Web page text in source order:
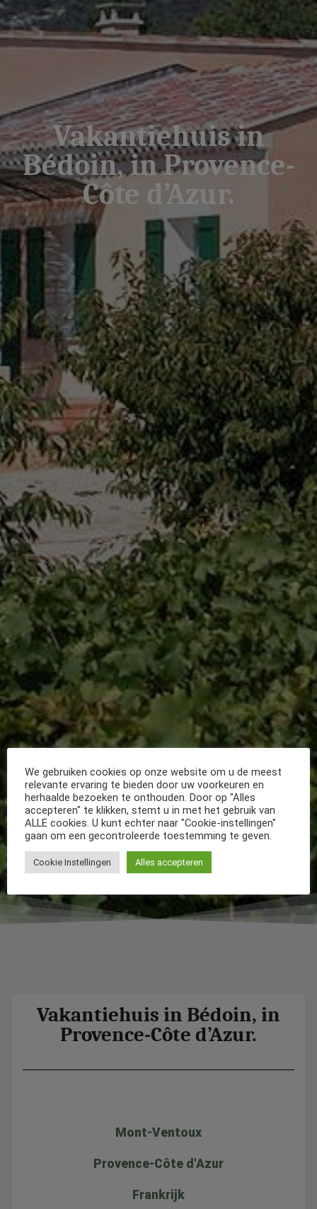
Vakantiehuis in
Bédoin, in Provence-
Côte d’Azur.
Vakantiehuis in Bédoin, in
Provence-Côte d’Azur.
Mont-Ventoux
Provence-Côte d'Azur
Frankrijk
We gebruiken cookies op onze website om u de meest
relevante ervaring te bieden door uw voorkeuren en
herhaalde bezoeken te onthouden. Door op "Alles
accepteren" te klikken, stemt u in met het gebruik van
ALLE cookies. U kunt echter naar "Cookie-instellingen"
gaan om een gecontroleerde toestemming te geven.
Cookie Instellingen Alles accepteren